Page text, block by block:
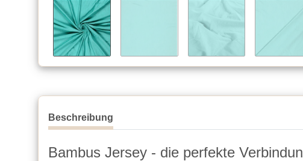
Beschreibung
Bambus Jersey - die perfekte